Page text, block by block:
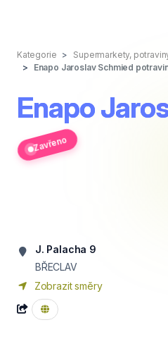
Kategorie Supermarkety,
Enapo Jaroslav Schmied
Enapo
Zavřeno
J. Palacha 9
BŘECLAV
Zobrazit směry